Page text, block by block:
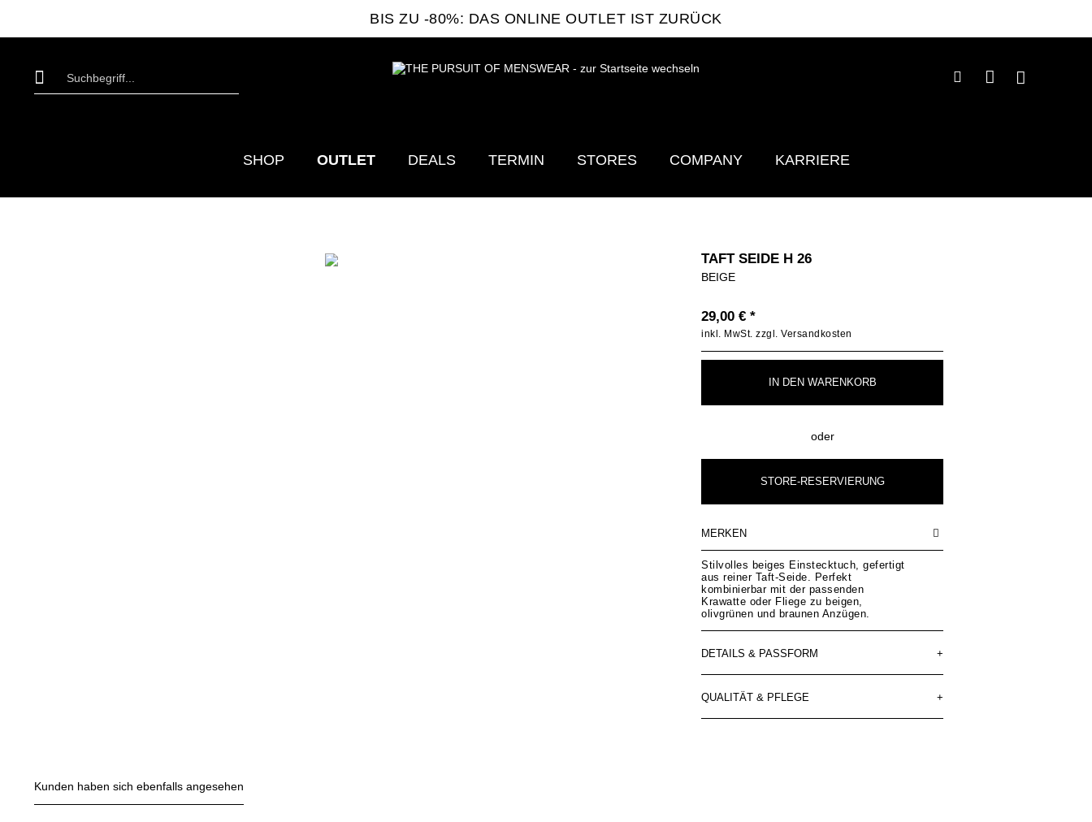
BIS ZU -80%: DAS ONLINE OUTLET IST ZURÜCK
SHOP OUTLET DEALS TERMIN STORES COMPANY KARRIERE
TAFT SEIDE H 26
BEIGE
29,00 € *
inkl. MwSt.zzgl. Versandkosten
IN DEN WARENKORB
oder
STORE-RESERVIERUNG
MERKEN
Stilvolles beiges Einstecktuch, gefertigt
aus reiner Taft-Seide. Perfekt
kombinierbar mit der passenden
Krawatte oder Fliege zu beigen,
olivgrünen und braunen Anzügen.
DETAILS & PASSFORM +
QUALITÄT & PFLEGE +
Kunden haben sich ebenfalls angesehen